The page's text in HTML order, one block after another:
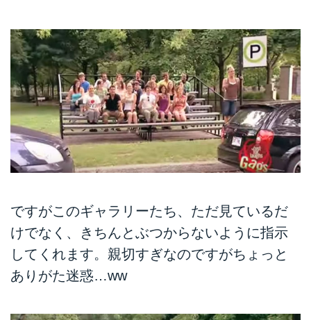
ですがこのギャラリーたち、ただ見ているだ
けでなく、きちんとぶつからないように指示
してくれます。親切すぎなのですがちょっと
ありがた迷惑…ww